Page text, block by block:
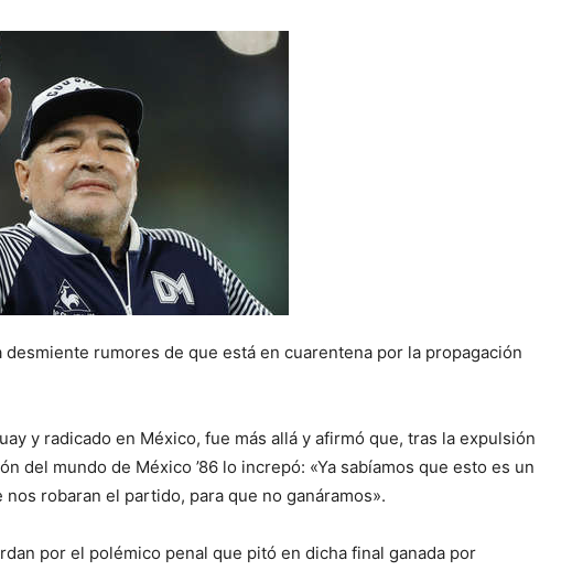
desmiente rumores de que está en cuarentena por la propagación
y radicado en México, fue más allá y afirmó que, tras la expulsión
del mundo de México ’86 lo increpó: «Ya sabíamos que esto es un
nos robaran el partido, para que no ganáramos».
por el polémico penal que pitó en dicha final ganada por